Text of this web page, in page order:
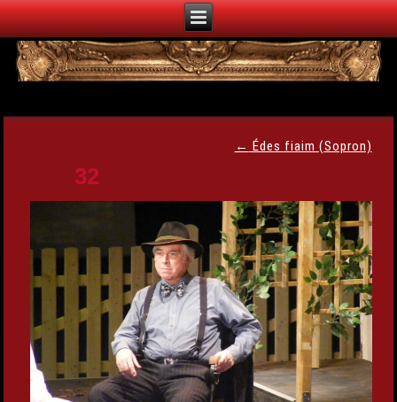
← Édes fiaim (Sopron)
32